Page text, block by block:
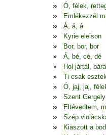
Ó, félek,
Emlékezzél
Á, á, á
Kyrie eleison
Bor, bor, bor
Á, bé, cé, dé
Hol jártál,
Ti csak
Ó, jaj, jaj,
Szent
Eltévedtem,
Szép
Kiaszott a